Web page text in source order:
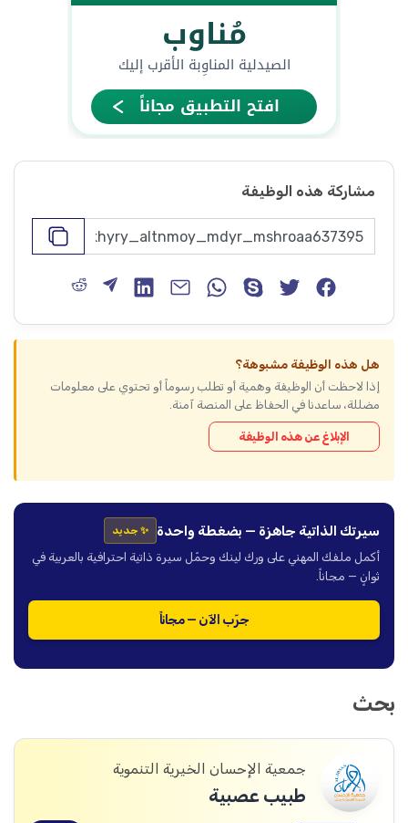
مشاركة هذه الوظيفة
هل هذه الوظيفة مشبوهة؟
إذا لاحظت أن الوظيفة وهمية أو تطلب رسوماً أو تحتوي على معلومات
مضللة، ساعدنا في الحفاظ على المنصة آمنة.
الإبلاغ عن هذه الوظيفة
سيرتك الذاتية جاهزة — بضغطة واحدة ✨ جديد
أكمل ملفك المهني على ورك لينك وحمّل سيرة ذاتية احترافية بالعربية في
ثوانٍ — مجاناً.
جرّب الآن — مجاناً
بحث
جمعية الإحسان الخيرية التنموية
طبيب عصبية